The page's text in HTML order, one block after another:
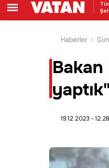
Haberler
Bakan
yaptık"
19.12.2023 - 12:28